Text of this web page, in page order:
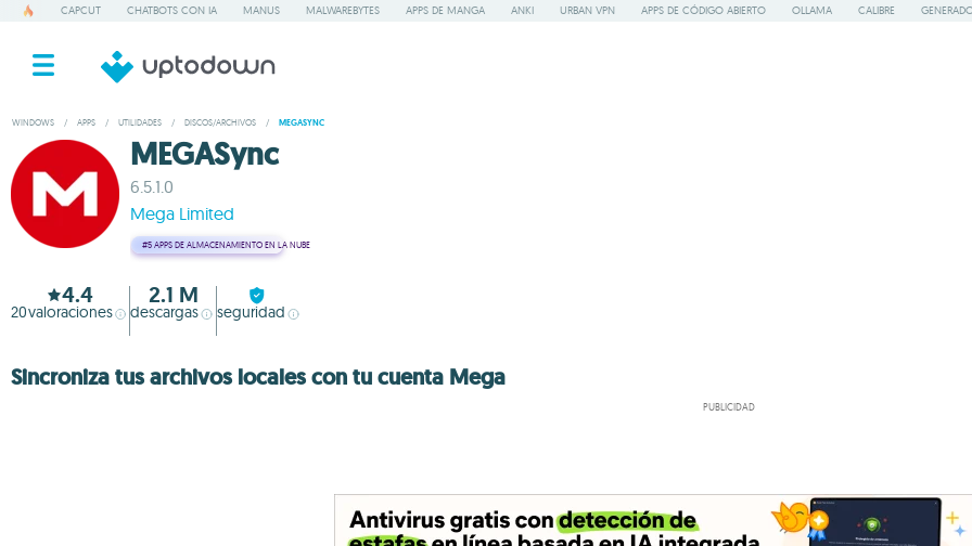
CAPCUT CHATBOTS CON IA MANUS MALWAREBYTES APPS DE MANGA ANKI URBAN VPN APPS DE CÓDIGO ABIERTO OLLAMA CALIBRE
WINDOWS / APPS / UTILIDADES / DISCOS/ARCHIVOS / MEGASYNC
MEGASync
6.5.1.0
Mega Limited
#5 APPS DE ALMACENAMIENTO EN LA NUBE
4.4
20valoraciones
2.1 M
descargas seguridad
Sincroniza tus archivos locales con tu cuenta Mega
PUBLICIDAD